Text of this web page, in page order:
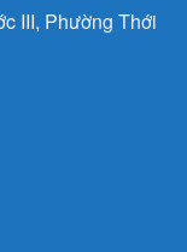
III, Phường Thới